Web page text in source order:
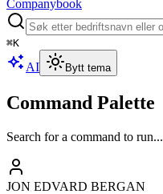
Companybook
⌘K
AI Bytt tema
Command Palette
Search for a command to run...
JON EDVARD BERGAN